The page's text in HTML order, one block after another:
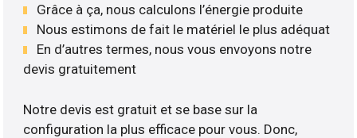
Grâce à ça, nous calculons l’énergie produite
Nous estimons de fait le matériel le plus adéquat
En d’autres termes, nous vous envoyons notre
devis gratuitement
Notre devis est gratuit et se base sur la
configuration la plus efficace pour vous. Donc,